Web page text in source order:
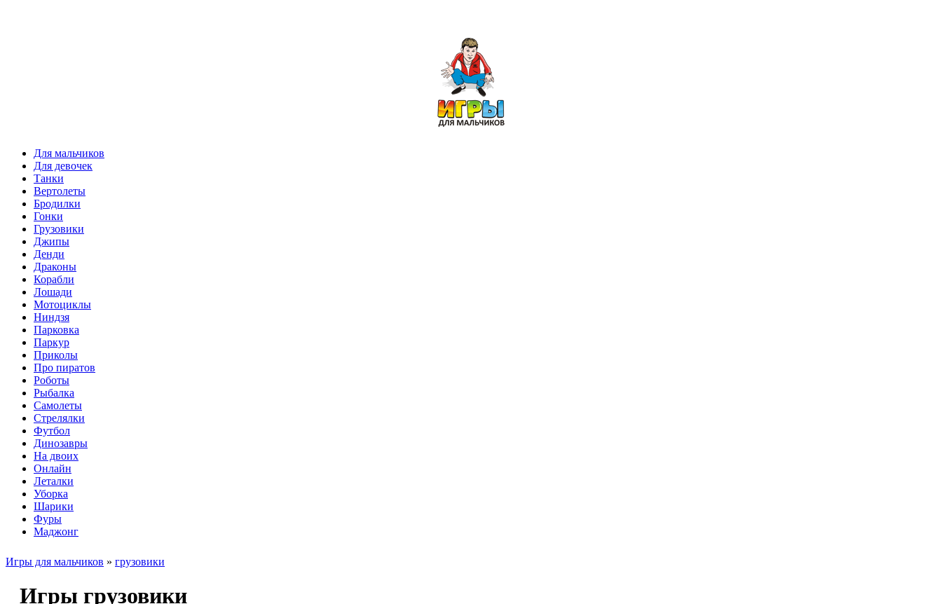
Для мальчиков
Для девочек
Танки
Вертолеты
Бродилки
Гонки
Грузовики
Джипы
Денди
Драконы
Корабли
Лошади
Мотоциклы
Ниндзя
Парковка
Паркур
Приколы
Про пиратов
Роботы
Рыбалка
Самолеты
Стрелялки
Футбол
Динозавры
На двоих
Онлайн
Леталки
Уборка
Шарики
Фуры
Маджонг
Игры для мальчиков » грузовики
Игры грузовики